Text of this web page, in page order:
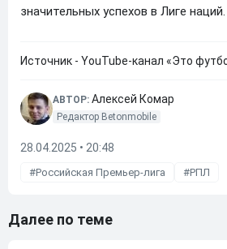
значительных успехов в Лиге наций.
Источник - YouTube-канал «Это
АВТОР: Алексей Комар
Редактор Betonmobile
28.04.2025 • 20:48
Российская Премьер-лига РПЛ
Далее по теме